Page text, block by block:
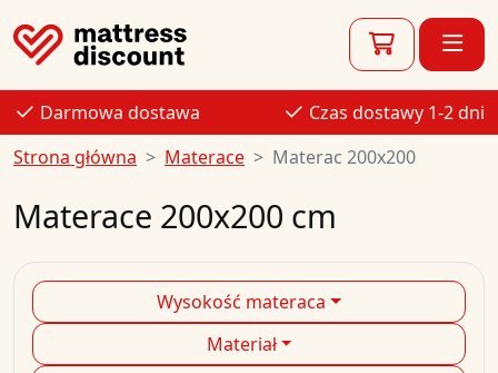
Darmowa dostawa
Czas dostawy 1-2 dni
Strona główna
Materace Materac 200x200
Materace 200x200 cm
Wysokość materaca
Materiał